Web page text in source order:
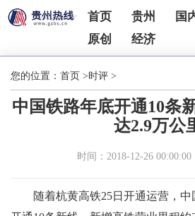
首页 贵州 国
原创
经济
您的位置： 首页 >时评 >
中国铁路年底开通10条
达2.9万公
时间：2018-12-26 00:00:00
随着杭黄高铁25日开通运营，